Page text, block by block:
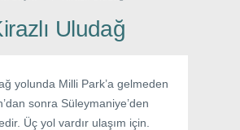
Uludağ
yolunda Milli Park’a gelmeden
sonra Süleymaniye’den
Üç yol vardır ulaşım için.